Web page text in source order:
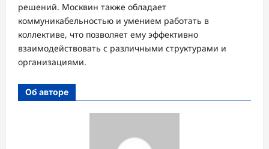
решений. Москвин также обладает
коммуникабельностью и умением работать в
коллективе, что позволяет ему эффективно
взаимодействовать с различными структурами и
организациями.
Об авторе